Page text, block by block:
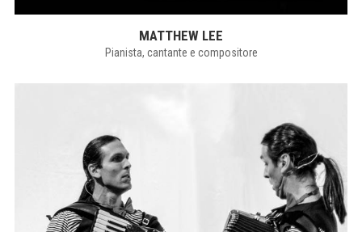
MATTHEW LEE
Pianista, cantante e compositore